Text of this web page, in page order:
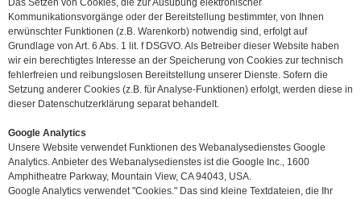
Das Setzen von Cookies, die zur Ausübung elektronischer
Kommunikationsvorgänge oder der Bereitstellung bestimmter, von Ihnen
erwünschter Funktionen (z.B. Warenkorb) notwendig sind, erfolgt auf
Grundlage von Art. 6 Abs. 1 lit. f DSGVO. Als Betreiber dieser Website haben
wir ein berechtigtes Interesse an der Speicherung von Cookies zur technisch
fehlerfreien und reibungslosen Bereitstellung unserer Dienste. Sofern die
Setzung anderer Cookies (z.B. für Analyse-Funktionen) erfolgt, werden diese in
dieser Datenschutzerklärung separat behandelt.
Google Analytics
Unsere Website verwendet Funktionen des Webanalysedienstes Google
Analytics. Anbieter des Webanalysedienstes ist die Google Inc., 1600
Amphitheatre Parkway, Mountain View, CA 94043, USA.
Google Analytics verwendet "Cookies." Das sind kleine Textdateien, die Ihr